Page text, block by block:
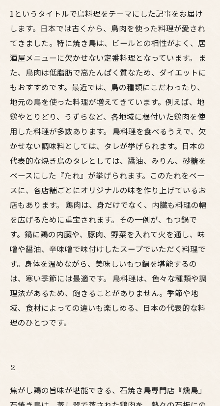
1というタイトルで鳥料理をテーマにした記事をお届け
します。日本では古くから、鳥肉を使った料理が愛され
てきました。特に焼き鳥は、ビールとの相性がよく、居
酒屋メニューに欠かせない定番料理となっています。 ま
た、鳥肉は低脂肪で高たんぱく質なため、ダイエットに
もおすすめです。最近では、鳥の種類にこだわったり、
地元の鳥を使った料理が増えてきています。例えば、地
鶏やとりどり、うずらなど、各地域に根付いた鶏肉を使
用した料理が多数あります。 鳥料理を食べるうえで、欠
かせない調味料としては、タレが挙げられます。日本の
代表的な焼き鳥のタレとしては、醤油、みりん、砂糖を
ベースにした『たれ』が挙げられます。このたれをベー
スに、各店舗ごとにオリジナルの味を作り上げているお
店もあります。 鶏肉は、身だけでなく、内臓も料理の幅
を広げるために重宝されます。その一例が、もつ鍋で
す。鍋に鶏の内臓や、豚肉、野菜を入れて火を通し、味
噌や醤油、辛味噌で味付けしたスープでいただく料理で
す。身体を温めながら、美味しいもつ鍋を堪能するの
は、寒い季節には最適です。 鳥料理は、色々な種類や調
理法があるため、飽きることがありません。季節や地
域、食材によっての違いも楽しめる、日本の代表的な料
理のひとつです。
2
焦がし鶏の旨味が堪能できる、石焼き鳥専門店『燻鳥』